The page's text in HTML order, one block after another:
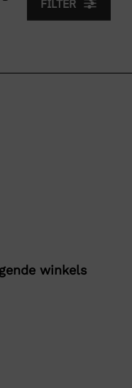
FILTER
winkels